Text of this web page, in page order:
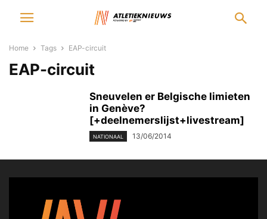
Home Tags EAP-circuit
EAP-circuit
Sneuvelen er Belgische limieten
in Genève?
[+deelnemerslijst+livestream]
NATIONAAL 13/06/2014